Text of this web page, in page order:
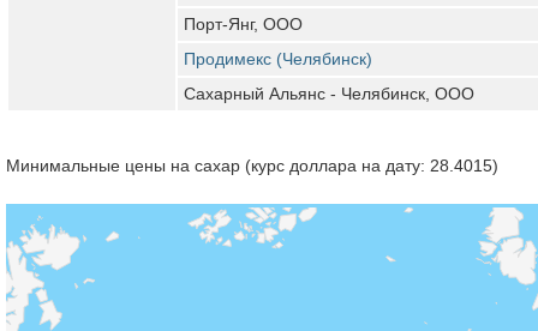
Порт-Янг, ООО
Продимекс (Челябинск)
Сахарный Альянс - Челябинск, ООО
Минимальные цены на сахар (курс доллара на дату: 28.4015)